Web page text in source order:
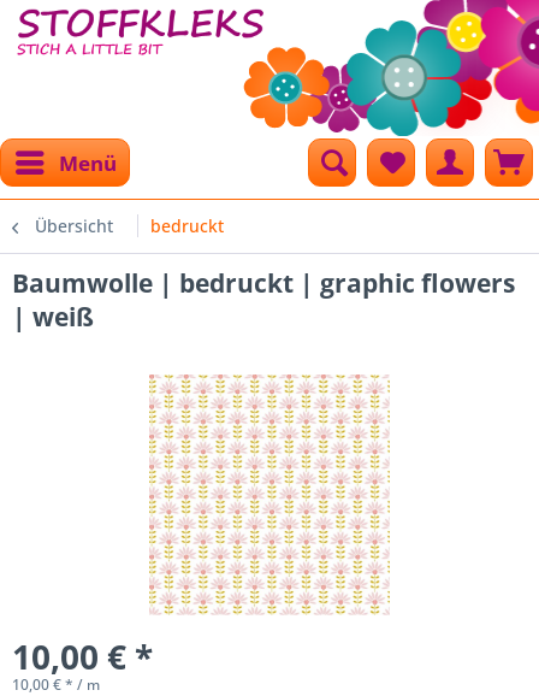
Menü
Übersicht bedruckt
Baumwolle | bedruckt | graphic flowers
| weiß
10,00 € *
10,00 € * / m